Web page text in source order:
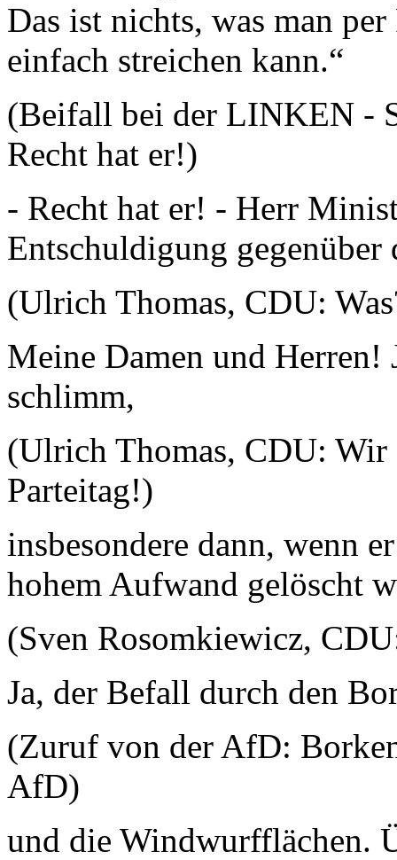
Das ist nichts, was man
einfach streichen kann.“
(Beifall bei der LINKEN -
Recht hat er!)
- Recht hat er! - Herr
Entschuldigung gegenüber
(Ulrich Thomas, CDU:
Meine Damen und
schlimm,
(Ulrich Thomas, CDU:
Parteitag!)
insbesondere dann, wenn
hohem Aufwand gelöscht
(Sven Rosomkiewicz,
Ja, der Befall durch den
(Zuruf von der AfD:
AfD)
und die Windwurfflächen.